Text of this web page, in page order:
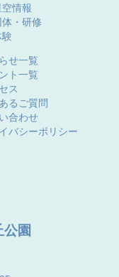
空情報
体・研修
せ一覧
ト一覧
ス
るご質問
合わせ
バシーポリシー
園